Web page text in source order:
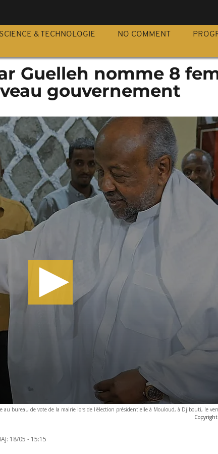
SCIENCE & TECHNOLOGIE NO COMMENT
Guelleh nomme 8
gouvernement
bureau de vote de la mairie lors de l'élection présidentielle à Mouloud, à Djibouti, le
18/05 - 15:15